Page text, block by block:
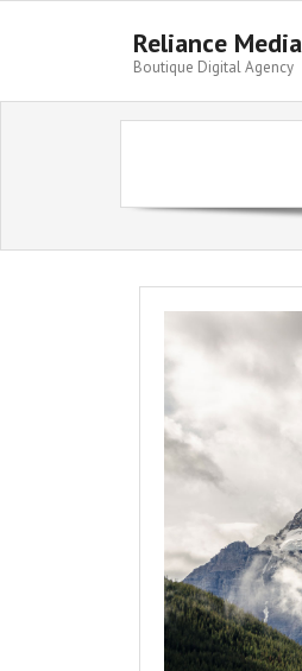
Reliance Media
Boutique Digital Agency